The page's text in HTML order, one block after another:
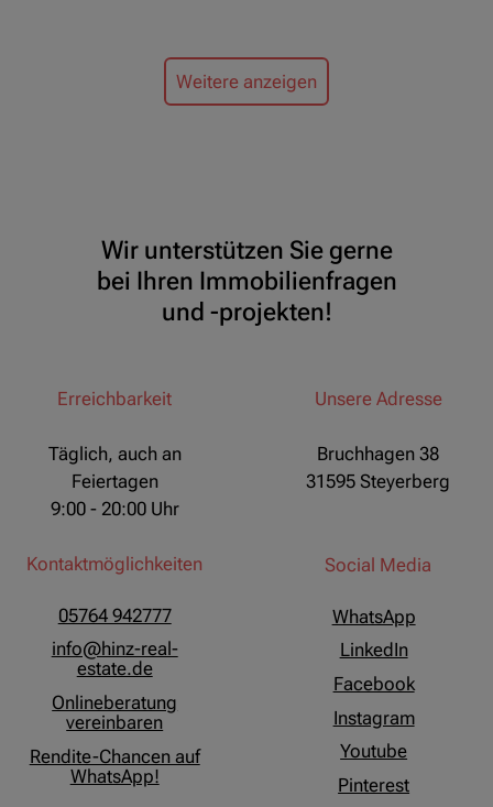
Weitere anzeigen
Wir unterstützen Sie gerne
bei Ihren Immobilienfragen
und -projekten!
Erreichbarkeit
Täglich, auch an
Feiertagen
9:00 - 20:00 Uhr
Kontaktmöglichkeiten
05764 942777
info@hinz-real-
estate.de
Onlineberatung
vereinbaren
Rendite-Chancen auf
WhatsApp!
Unsere Adresse
Bruchhagen 38
31595 Steyerberg
Social Media
WhatsApp
LinkedIn
Facebook
Instagram
Youtube
Pinterest